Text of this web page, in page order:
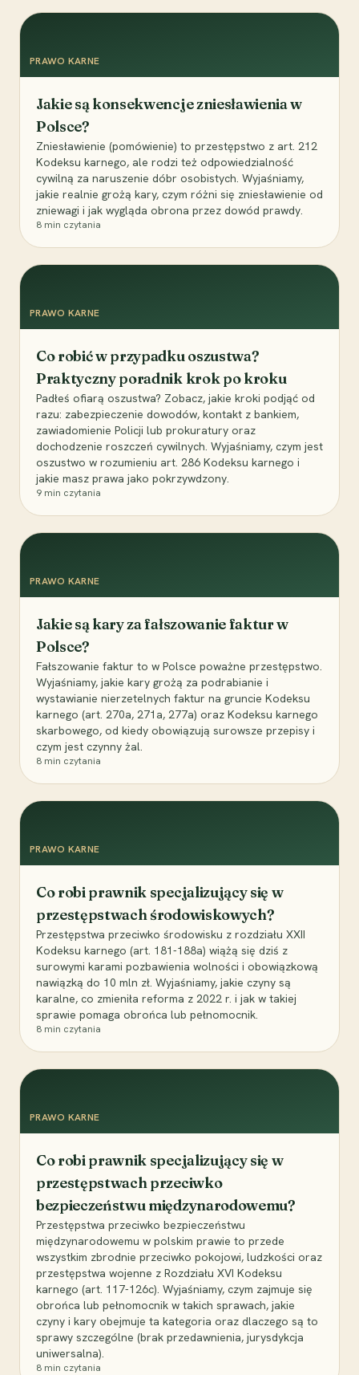
PRAWO KARNE
Jakie są konsekwencje zniesławienia w
Polsce?
Zniesławienie (pomówienie) to przestępstwo z art. 212
Kodeksu karnego, ale rodzi też odpowiedzialność
cywilną za naruszenie dóbr osobistych. Wyjaśniamy,
jakie realnie grożą kary, czym różni się zniesławienie od
zniewagi i jak wygląda obrona przez dowód prawdy.
8 min czytania
PRAWO KARNE
Co robić w przypadku oszustwa?
Praktyczny poradnik krok po kroku
Padłeś ofiarą oszustwa? Zobacz, jakie kroki podjąć od
razu: zabezpieczenie dowodów, kontakt z bankiem,
zawiadomienie Policji lub prokuratury oraz
dochodzenie roszczeń cywilnych. Wyjaśniamy, czym jest
oszustwo w rozumieniu art. 286 Kodeksu karnego i
jakie masz prawa jako pokrzywdzony.
9 min czytania
PRAWO KARNE
Jakie są kary za fałszowanie faktur w
Polsce?
Fałszowanie faktur to w Polsce poważne przestępstwo.
Wyjaśniamy, jakie kary grożą za podrabianie i
wystawianie nierzetelnych faktur na gruncie Kodeksu
karnego (art. 270a, 271a, 277a) oraz Kodeksu karnego
skarbowego, od kiedy obowiązują surowsze przepisy i
czym jest czynny żal.
8 min czytania
PRAWO KARNE
Co robi prawnik specjalizujący się w
przestępstwach środowiskowych?
Przestępstwa przeciwko środowisku z rozdziału XXII
Kodeksu karnego (art. 181-188a) wiążą się dziś z
surowymi karami pozbawienia wolności i obowiązkową
nawiązką do 10 mln zł. Wyjaśniamy, jakie czyny są
karalne, co zmieniła reforma z 2022 r. i jak w takiej
sprawie pomaga obrońca lub pełnomocnik.
8 min czytania
PRAWO KARNE
Co robi prawnik specjalizujący się w
przestępstwach przeciwko
bezpieczeństwu międzynarodowemu?
Przestępstwa przeciwko bezpieczeństwu
międzynarodowemu w polskim prawie to przede
wszystkim zbrodnie przeciwko pokojowi, ludzkości oraz
przestępstwa wojenne z Rozdziału XVI Kodeksu
karnego (art. 117-126c). Wyjaśniamy, czym zajmuje się
obrońca lub pełnomocnik w takich sprawach, jakie
czyny i kary obejmuje ta kategoria oraz dlaczego są to
sprawy szczególne (brak przedawnienia, jurysdykcja
uniwersalna).
8 min czytania